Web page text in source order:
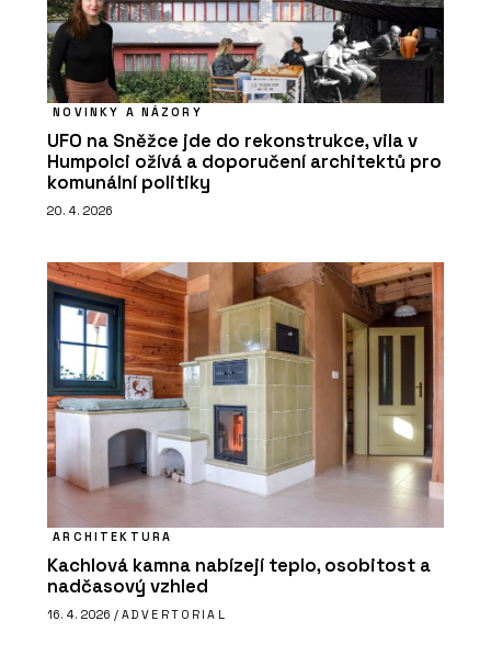
Minerální izolační deska Multipor -
Xella
NOVINKY A NÁZORY
UFO na Sněžce jde do rekonstrukce, vila v
Humpolci ožívá a doporučení architektů pro
komunální politiky
20. 4. 2026
ARCHITEKTURA
Kachlová kamna nabízejí teplo, osobitost a
nadčasový vzhled
16. 4. 2026 / ADVERTORIAL